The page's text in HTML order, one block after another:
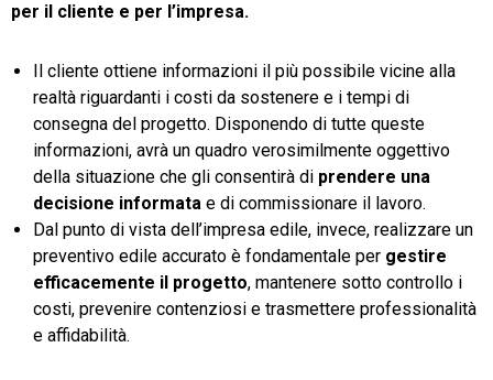
per il cliente e per l’impresa.
Il cliente ottiene informazioni il più possibile vicine alla
realtà riguardanti i costi da sostenere e i tempi di
consegna del progetto. Disponendo di tutte queste
informazioni, avrà un quadro verosimilmente oggettivo
della situazione che gli consentirà di prendere una
decisione informata e di commissionare il lavoro.
Dal punto di vista dell’impresa edile, invece, realizzare un
preventivo edile accurato è fondamentale per gestire
efficacemente il progetto, mantenere sotto controllo i
costi, prevenire contenziosi e trasmettere professionalità
e affidabilità.